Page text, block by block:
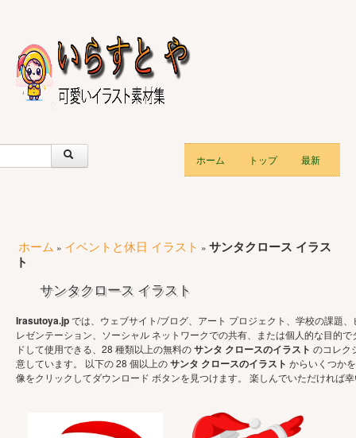
ホーム トップ 最新
ホーム » イベントと休日 イラスト » サンタクロース イラス
ト
サンタクロース イラスト
Irasutoya.jpでは、ウェブサイト/ブログ、アート プロジェクト、学校の課題、
レゼンテーション、ソーシャル ネットワークでの共有、または個人的な目的で
ドして使用できる、28 種類以上の無料のサンタ クロースのイラスト のコレク
意しています。 以下の 28 個以上のサンタ クロースのイラスト からいくつか
像をクリックしてダウンロード ボタンを見つけます。 楽しんでいただければ